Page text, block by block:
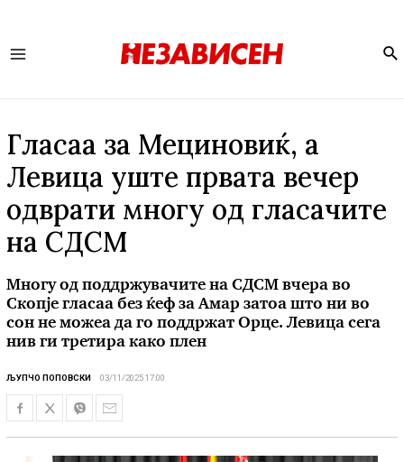
Гласаа за Мециновиќ, а
Левица уште првата вечер
одврати многу од гласачите
на СДСМ
Многу од поддржувачите на СДСМ вчера во
Скопје гласаа без ќеф за Амар затоа што ни во
сон не можеа да го поддржат Орце. Левица сега
нив ги третира како плен
ЉУПЧО ПОПОВСКИ 03/11/2025 17:00